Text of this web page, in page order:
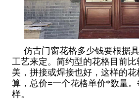
仿古门窗花格多少钱要根据
工艺来定。简约型的花格目前
美，拼接或焊接也好，这样的
算，总价=一个花格单价*数量
样。